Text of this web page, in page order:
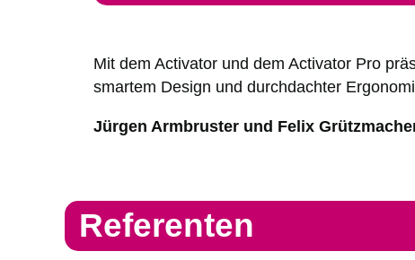
Mit dem Activator und dem Activator Pro
smartem Design und durchdachter
Jürgen Armbruster und Felix
Referenten